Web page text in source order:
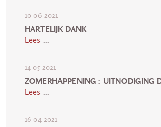
10-06-2021
HARTELIJK DANK
Lees ...
14-05-2021
ZOMERHAPPENING : UITNODIGING
Lees ...
16-04-2021